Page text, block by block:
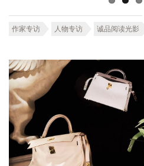
作家专访 人物专访 诚品阅读光影